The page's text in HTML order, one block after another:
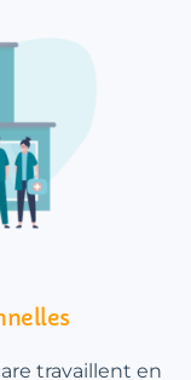
travaillent en